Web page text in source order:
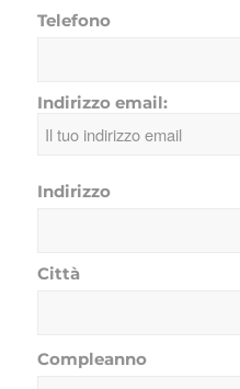
Telefono
Indirizzo email:
Indirizzo
Città
Compleanno